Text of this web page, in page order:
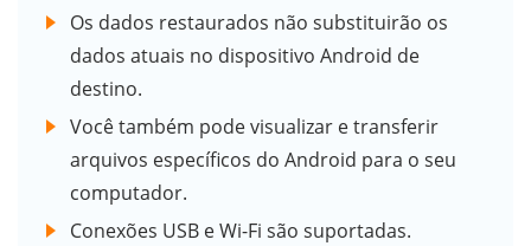
Os dados restaurados não substituirão os
dados atuais no dispositivo Android de
destino.
Você também pode visualizar e transferir
arquivos específicos do Android para o seu
computador.
Conexões USB e Wi-Fi são suportadas.